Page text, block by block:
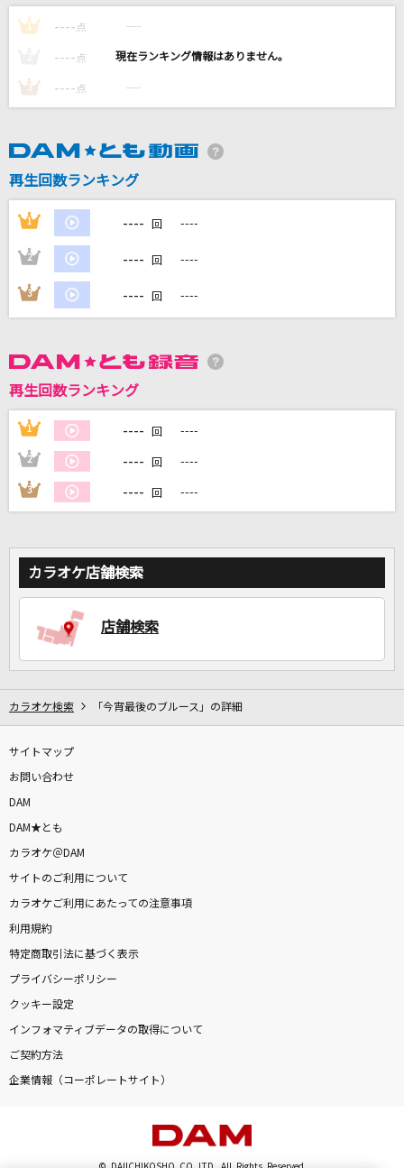
[生音]青と夏
Mrs. GREEN APPLE
青のすみか (Acoustic ver.)
BELOVED
GLAY
DAMの新曲・ランキングなど
DAMに会員登録・ログインして
カラオケをもっと楽しもう！
1 ---- 点 ----
---- 点 ----
3 ---- 点 ----
再生回数ランキング
1 ---- 回 ----
2 ---- 回 ----
3 ---- 回 ----
再生回数ランキング
1 ---- 回 ----
2 ---- 回 ----
3 ---- 回 ----
カラオケ店舗検索
店舗検索
カラオケ検索 「今宵最後のブルース」の詳細
サイトマップ
お問い合わせ
DAM
DAM★とも
カラオケ＠DAM
サイトのご利用について
カラオケご利用にあたっての注意事項
利用規約
特定商取引法に基づく表示
プライバシーポリシー
クッキー設定
インフォマティブデータの取得について
ご契約方法
企業情報（コーポレートサイト）
© DAIICHIKOSHO CO.,LTD. All Rights Reserved.